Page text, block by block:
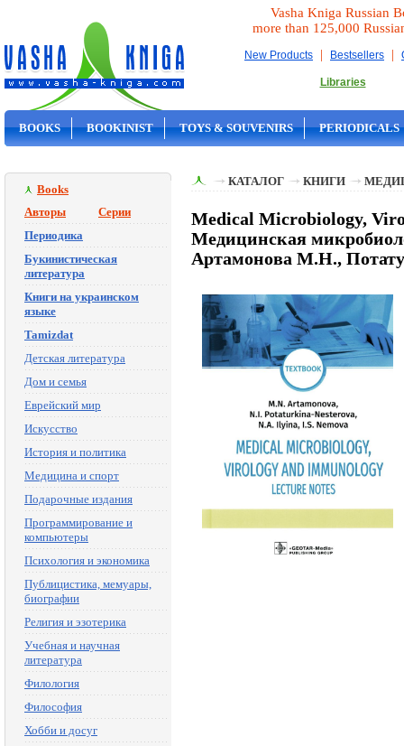
Vasha Kniga Russian
more than 125,000
New Products | Bestsellers |
Libraries
BOOKS BOOKINIST TOYS & SOUVENIRS PERIODICALS
Books
Авторы
Серии
Периодика
Букинистическая
литература
Книги на украинском
языке
Tamizdat
Детская литература
Дом и семья
Еврейский мир
Искусство
История и политика
Медицина и спорт
Подарочные издания
Программирование и
компьютеры
Психология и экономика
Публицистика, мемуары,
биографии
Религия и эзотерика
Учебная и научная
литература
Филология
Философия
Хобби и досуг
КАТАЛОГ КНИГИ
Medical Microbiology,
Медицинская
Артамонова М.Н.,